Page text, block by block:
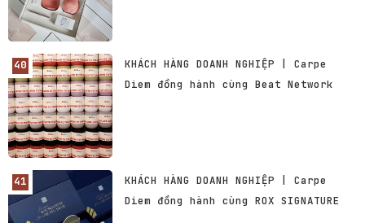
KHÁCH HÀNG DOANH NGHIỆP | Carpe
Diem đồng hành cùng Beat Network
KHÁCH HÀNG DOANH NGHIỆP | Carpe
Diem đồng hành cùng ROX SIGNATURE